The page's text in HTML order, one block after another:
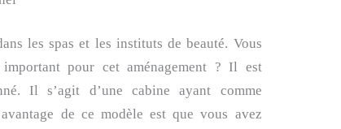
les spas et les instituts de beauté. Vous
pour cet aménagement ? Il est
Il s’agit d’une cabine ayant comme
de ce modèle est que vous avez